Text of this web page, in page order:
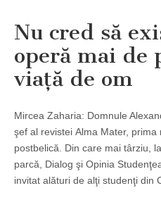
Nu cred să
operă mai de
viaţă de om
Mircea Zaharia: Domnule
şef al revistei Alma Mater,
postbelică. Din care mai târziu,
parcă, Dialog şi Opinia
invitat alături de alţi studenţi din